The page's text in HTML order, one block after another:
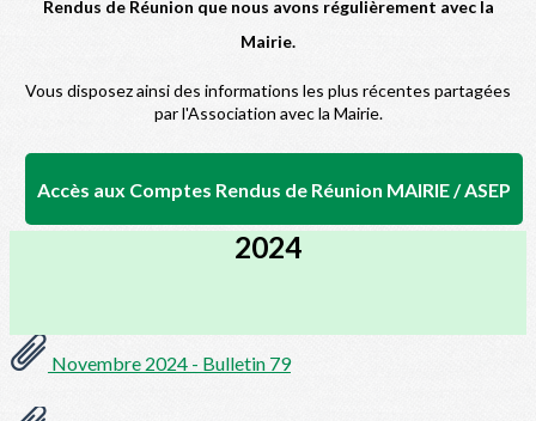
Rendus de Réunion que nous avons régulièrement avec la
Mairie.
Vous disposez ainsi des informations les plus récentes partagées
par l'Association avec la Mairie.
Accès aux Comptes Rendus de Réunion MAIRIE / ASEP
2024
Novembre 2024 - Bulletin 79